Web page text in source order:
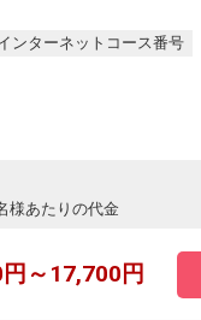
ンターネットコース番号
様あたりの代金
～17,700円